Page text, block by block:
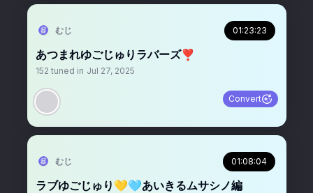
むじ 01:23:23
あつまれゆごじゅりラバーズ❣️
152 tuned in Jul 27, 2025
Convert
むじ 01:08:04
ラブゆごじゅり💛🩵あいきるムサシノ編